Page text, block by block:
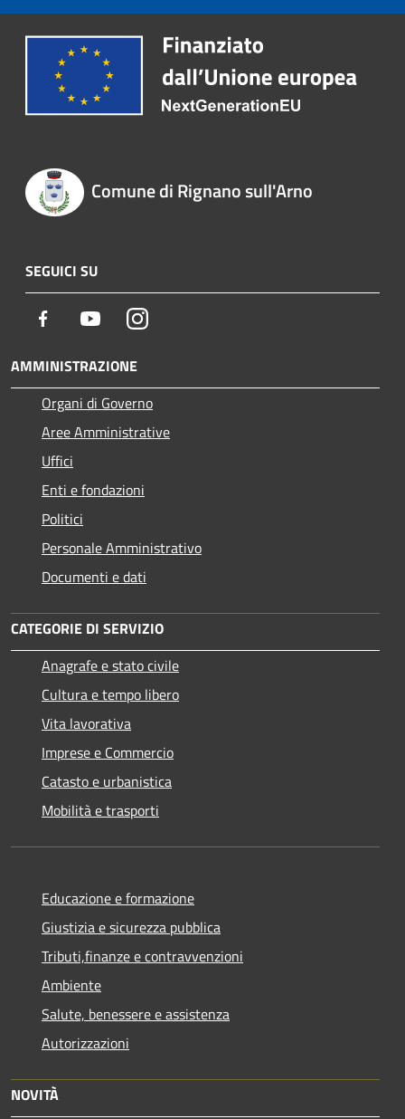
Comune di Rignano sull'Arno
SEGUICI SU
Facebook YoutubeInstagram
AMMINISTRAZIONE
Organi di Governo
Aree Amministrative
Uffici
Enti e fondazioni
Politici
Personale Amministrativo
Documenti e dati
CATEGORIE DI SERVIZIO
Anagrafe e stato civile
Cultura e tempo libero
Vita lavorativa
Imprese e Commercio
Catasto e urbanistica
Mobilità e trasporti
Educazione e formazione
Giustizia e sicurezza pubblica
Tributi,finanze e contravvenzioni
Ambiente
Salute, benessere e assistenza
Autorizzazioni
NOVITÀ